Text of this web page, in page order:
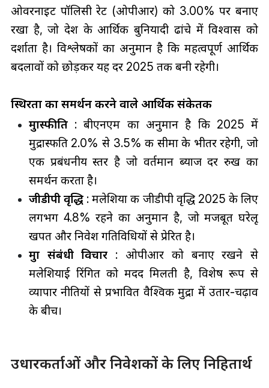
ओवरनाइट पॉलिसी रेट (ओपीआर) को 3.00% पर बनाए
रखा है, जो देश के आर्थिक बुनियादी ढांचे में विश्वास को
दर्शाता है। विश्लेषकों का अनुमान है कि महत्वपूर्ण आर्थिक
बदलावों को छोड़कर यह दर 2025 तक बनी रहेगी।
स्थिरता का समर्थन करने वाले आर्थिक संकेतक
मुद्रास्फीति: बीएनएम का अनुमान है कि 2025 में
मुद्रास्फीति 2.0% से 3.5% की सीमा के भीतर रहेगी, जो
एक प्रबंधनीय स्तर है जो वर्तमान ब्याज दर रुख का
समर्थन करता है।
जीडीपी वृद्धि : मलेशिया की जीडीपी वृद्धि 2025 के लिए
लगभग 4.8% रहने का अनुमान है, जो मजबूत घरेलू
खपत और निवेश गतिविधियों से प्रेरित है।
मुद्रा संबंधी विचार : ओपीआर को बनाए रखने से
मलेशियाई रिंगित को मदद मिलती है, विशेष रूप से
व्यापार नीतियों से प्रभावित वैश्विक मुद्रा में उतार-चढ़ाव
के बीच।
उधारकर्ताओं और निवेशकों के लिए निहितार्थ